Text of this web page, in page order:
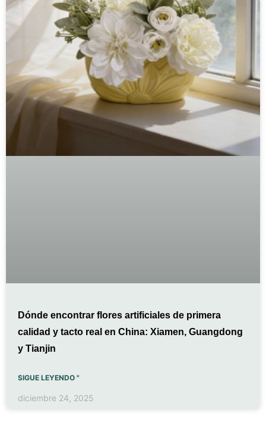
Dónde encontrar flores artificiales de primera
calidad y tacto real en China: Xiamen, Guangdong
y Tianjin
SIGUE LEYENDO "
diciembre 24, 2025